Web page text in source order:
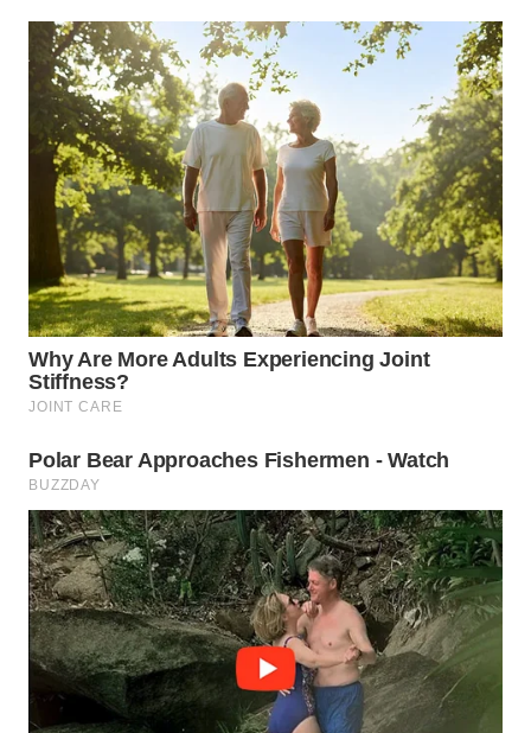
WN
INDRAMAYU
WN
KUNINGAN
WN
MAJALENGKA
WN
SUBANG
WN
WN
PURWAKARTA
WN
PRIANGAN
TIMUR
WN
SEMARANG